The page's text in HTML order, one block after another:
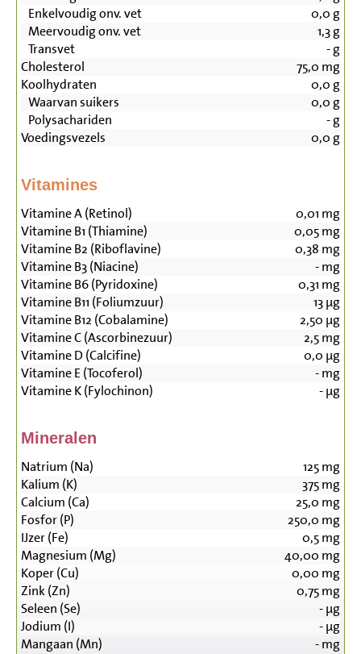
Enkelvoudig onv. vet
0,0 g
Meervoudig onv. vet
1,3g
Transvet
-g
Cholesterol
75,0 mg
Koolhydraten
0,0 g
Waarvan suikers
0,0 g
Polysachariden
-g
Voedingsvezels
0,0 g
Vitamines
Vitamine A (Retinol) 0,01 mg
Vitamine B1 (Thiamine)
0,05mg
Vitamine B2 (Riboflavine)
0,38 mg
Vitamine B3 (Niacine)
-mg
Vitamine B6 (Pyridoxine)
0,31 mg
Vitamine B11 (Foliumzuur)
13µg
Vitamine B12 (Cobalamine)
2,50 µg
Vitamine C (Ascorbinezuur)
2,5mg
Vitamine D (Calcifine)
0,0 µg
Vitamine E (Tocoferol)
-mg
Vitamine K (Fylochinon)
-µg
Mineralen
Natrium (Na) 125mg
Kalium (K)
375mg
Calcium (Ca)
25,0 mg
Fosfor (P)
250,0 mg
IJzer (Fe)
0,5mg
Magnesium (Mg)
40,00 mg
Koper (Cu)
0,00 mg
Zink (Zn)
0,75mg
Seleen (Se)
-µg
Jodium (I)
-µg
Mangaan (Mn)
-mg